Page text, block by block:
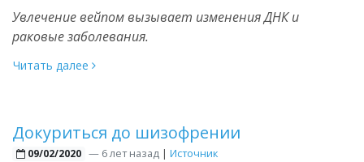
Увлечение вейпом вызывает изменения ДНК и
раковые заболевания.
Читать далее
Докуриться до шизофрении
09/02/2020 —6 лет назад | Источник